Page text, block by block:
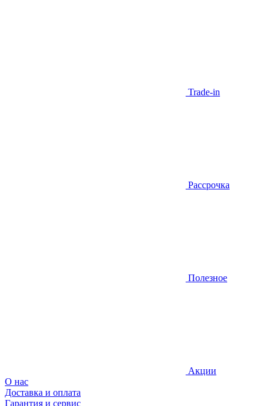
Trade-in
Рассрочка
Полезное
Акции
О нас
Доставка и оплата
Гарантия и сервис